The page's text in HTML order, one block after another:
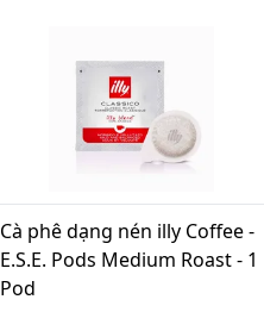
Cà phê dạng nén illy Coffee -
E.S.E. Pods Medium Roast - 1
Pod